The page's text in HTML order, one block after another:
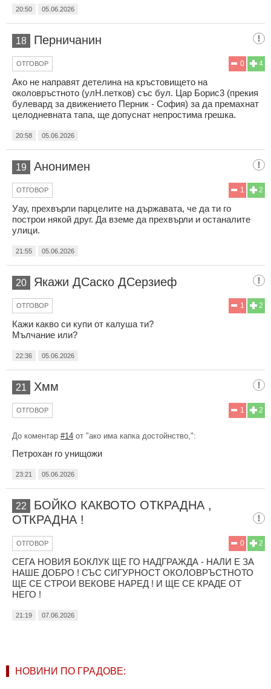
20:50 05.06.2026
18 Перничанин
4
0
ОТГОВОР
Ако не направят детелина на кръстовището на
околовръстното (улН.петков) със бул. Цар Борис3 (прекия
булевард за движението Перник - София) за да премахнат
целодневната тапа, ще допуснат непростима грешка.
20:58 05.06.2026
19 Анонимен
2
1
ОТГОВОР
Уау, прехвърли парцелите на държавата, че да ти го
построи някой друг. Да вземе да прехвърли и останалите
улици.
21:55 05.06.2026
20 Якажи ДСаско ДСерзиеф
2
1
ОТГОВОР
Кажи какво си купи от калуша ти?
Мълчание или?
22:36 05.06.2026
21 Хмм
2
1
ОТГОВОР
До коментар #14 от "ако има капка достойнство,":
Петрохан го унищожи
23:21 05.06.2026
22
БОЙКО КАКВОТО ОТКРАДНА ,
ОТКРАДНА !
2
0
ОТГОВОР
СЕГА НОВИЯ БОКЛУК ЩЕ ГО НАДГРАЖДА - НАЛИ Е ЗА
НАШЕ ДОБРО ! СЪС СИГУРНОСТ ОКОЛОВРЪСТНОТО
ЩЕ СЕ СТРОИ ВЕКОВЕ НАРЕД ! И ЩЕ СЕ КРАДЕ ОТ
НЕГО !
21:19 07.06.2026
НОВИНИ ПО ГРАДОВЕ: